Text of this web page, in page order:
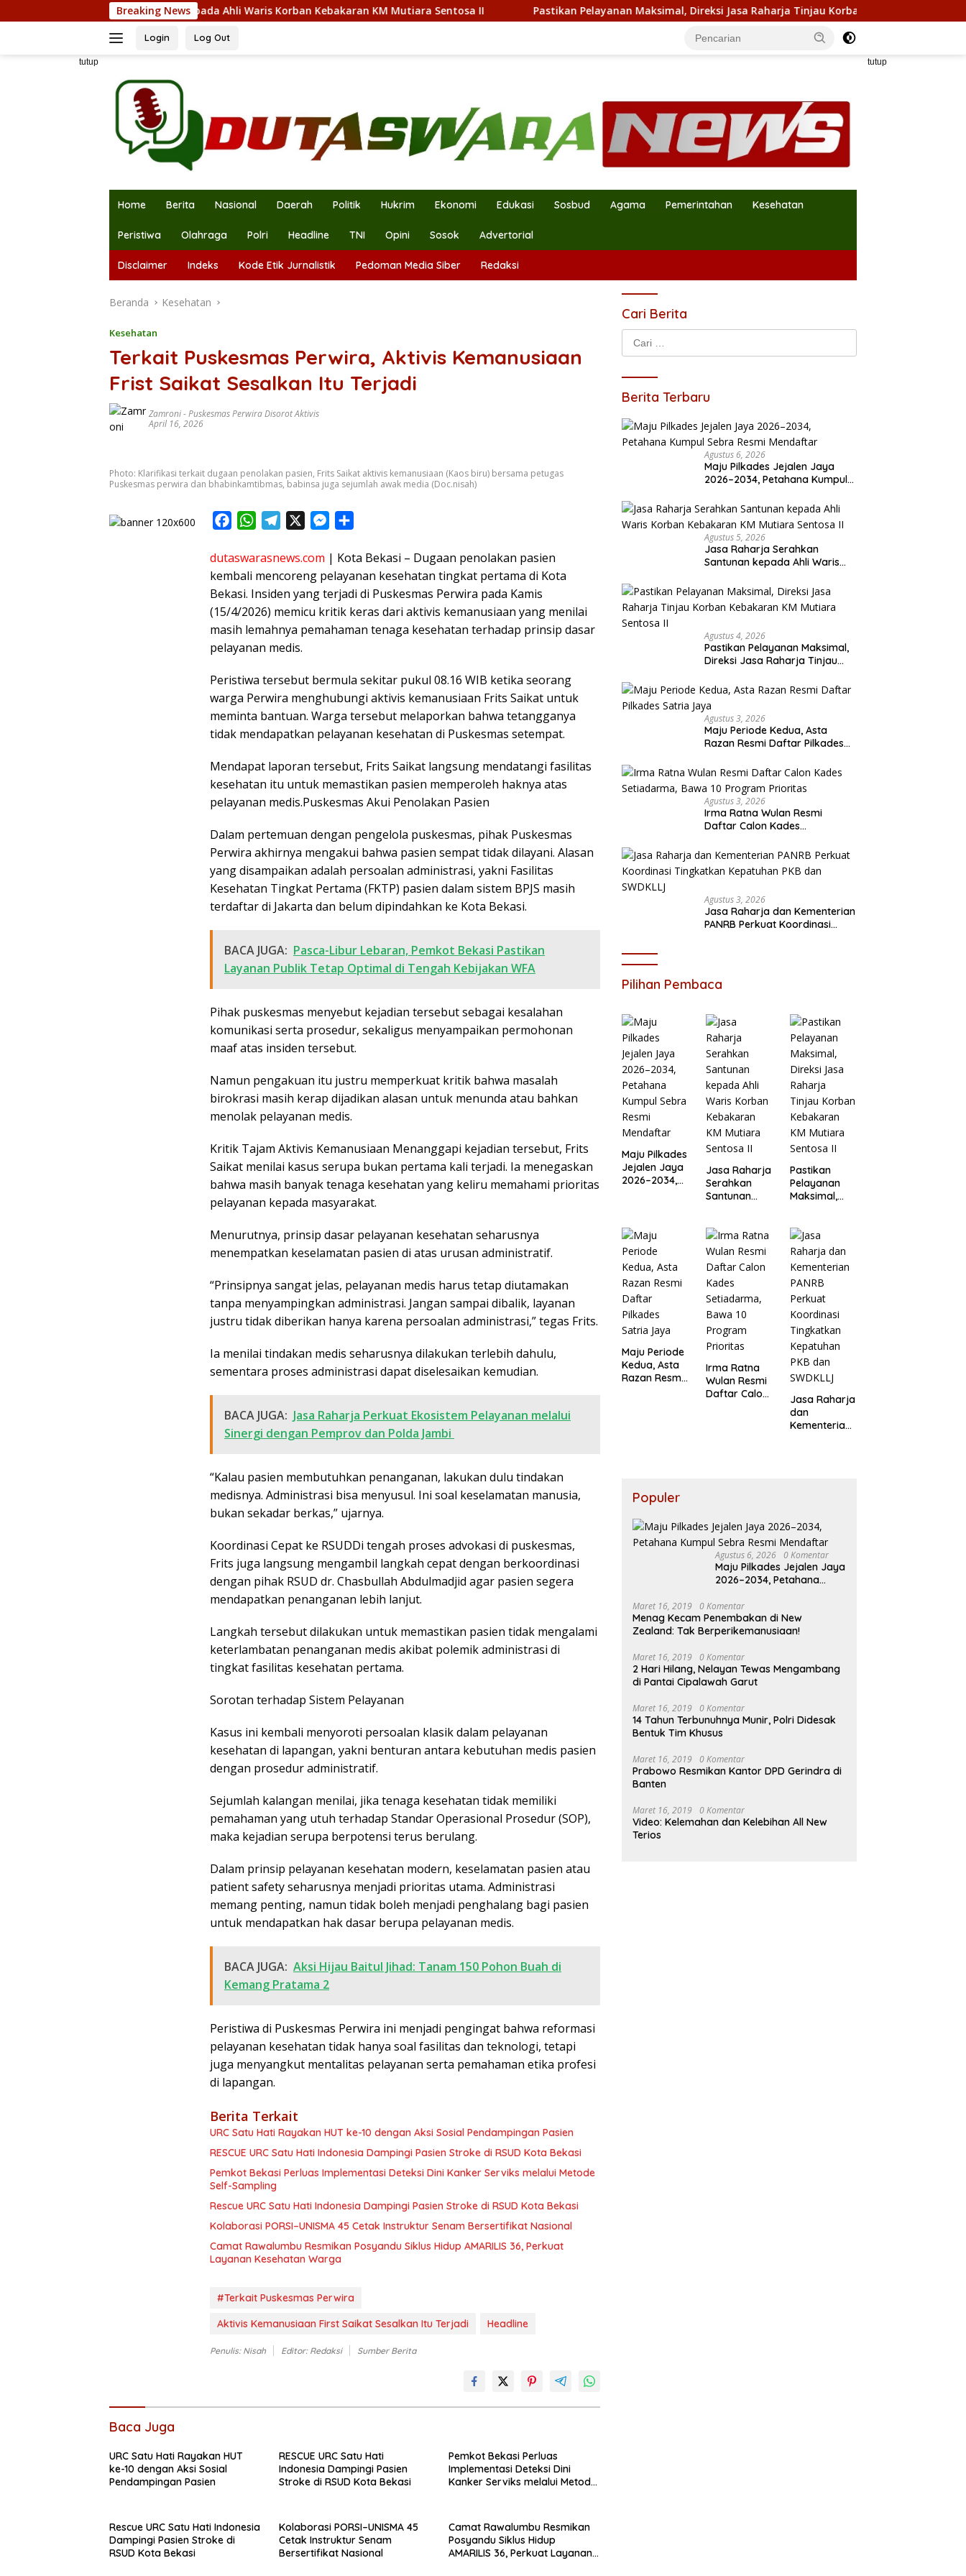
ke
Breaking News
Santunan kepada Ahli Waris Korban Kebakaran KM Mutiara Sentosa II Pastikan Pelayanan Maksimal, Direksi Jasa Raharja Tinjau Korban Kebakaran KM Mutiara Sentosa II
Login Log Out
tutup tutup
Home Berita Nasional Daerah Politik Hukrim Ekonomi Edukasi Sosbud Agama Pemerintahan Kesehatan
Peristiwa Olahraga Polri Headline TNI Opini Sosok Advertorial
Disclaimer Indeks Kode Etik Jurnalistik Pedoman Media Siber Redaksi
Beranda Kesehatan
Kesehatan
Terkait Puskesmas Perwira, Aktivis Kemanusiaan
Frist Saikat Sesalkan Itu Terjadi
Zamroni-Puskesmas Perwira Disorot Aktivis
April 16, 2026
Photo: Klarifikasi terkait dugaan penolakan pasien, Frits Saikat aktivis kemanusiaan (Kaos biru) bersama petugas
Puskesmas perwira dan bhabinkamtibmas, babinsa juga sejumlah awak media (Doc.nisah)
c
e
b
o
o
k
W
a
t
s
A
p
p
l
e
g
r
a
m
M
s
s
e
n
g
a
r
e
dutaswarasnews.com | Kota Bekasi – Dugaan penolakan pasien
kembali mencoreng pelayanan kesehatan tingkat pertama di Kota
Bekasi. Insiden yang terjadi di Puskesmas Perwira pada Kamis
(15/4/2026) memicu kritik keras dari aktivis kemanusiaan yang menilai
masih lemahnya pemahaman tenaga kesehatan terhadap prinsip dasar
pelayanan medis.
Peristiwa tersebut bermula sekitar pukul 08.16 WIB ketika seorang
warga Perwira menghubungi aktivis kemanusiaan Frits Saikat untuk
meminta bantuan. Warga tersebut melaporkan bahwa tetangganya
tidak mendapatkan pelayanan kesehatan di Puskesmas setempat.
Mendapat laporan tersebut, Frits Saikat langsung mendatangi fasilitas
kesehatan itu untuk memastikan pasien memperoleh haknya atas
pelayanan medis.Puskesmas Akui Penolakan Pasien
Dalam pertemuan dengan pengelola puskesmas, pihak Puskesmas
Perwira akhirnya mengakui bahwa pasien sempat tidak dilayani. Alasan
yang disampaikan adalah persoalan administrasi, yakni Fasilitas
Kesehatan Tingkat Pertama (FKTP) pasien dalam sistem BPJS masih
terdaftar di Jakarta dan belum dipindahkan ke Kota Bekasi.
BACA JUGA: Pasca-Libur Lebaran, Pemkot Bekasi Pastikan
Layanan Publik Tetap Optimal di Tengah Kebijakan WFA
Pihak puskesmas menyebut kejadian tersebut sebagai kesalahan
komunikasi serta prosedur, sekaligus menyampaikan permohonan
maaf atas insiden tersebut.
Namun pengakuan itu justru memperkuat kritik bahwa masalah
birokrasi masih kerap dijadikan alasan untuk menunda atau bahkan
menolak pelayanan medis.
Kritik Tajam Aktivis Kemanusiaan Menanggapi kejadian tersebut, Frits
Saikat menilai kasus serupa bukan pertama kali terjadi. Ia menegaskan
bahwa masih banyak tenaga kesehatan yang keliru memahami prioritas
pelayanan kepada masyarakat.
Menurutnya, prinsip dasar pelayanan kesehatan seharusnya
menempatkan keselamatan pasien di atas urusan administratif.
“Prinsipnya sangat jelas, pelayanan medis harus tetap diutamakan
tanpa menyampingkan administrasi. Jangan sampai dibalik, layanan
justru tidak diberikan hanya karena persoalan administrasi,” tegas Frits.
Ia menilai tindakan medis seharusnya dilakukan terlebih dahulu,
sementara proses administrasi dapat diselesaikan kemudian.
BACA JUGA: Jasa Raharja Perkuat Ekosistem Pelayanan melalui
Sinergi dengan Pemprov dan Polda Jambi
“Kalau pasien membutuhkan penanganan, lakukan dulu tindakan
medisnya. Administrasi bisa menyusul. Ini soal keselamatan manusia,
bukan sekadar berkas,” ujarnya.
Koordinasi Cepat ke RSUDDi tengah proses advokasi di puskesmas,
Frits juga langsung mengambil langkah cepat dengan berkoordinasi
dengan pihak RSUD dr. Chasbullah Abdulmadjid agar pasien segera
mendapatkan penanganan lebih lanjut.
Langkah tersebut dilakukan untuk memastikan pasien tidak mengalami
keterlambatan penanganan medis akibat polemik administrasi di
tingkat fasilitas kesehatan pertama.
Sorotan terhadap Sistem Pelayanan
Kasus ini kembali menyoroti persoalan klasik dalam pelayanan
kesehatan di lapangan, yakni benturan antara kebutuhan medis pasien
dengan prosedur administratif.
Sejumlah kalangan menilai, jika tenaga kesehatan tidak memiliki
pemahaman yang utuh terhadap Standar Operasional Prosedur (SOP),
maka kejadian serupa berpotensi terus berulang.
Dalam prinsip pelayanan kesehatan modern, keselamatan pasien atau
patient safety seharusnya menjadi prioritas utama. Administrasi
memang penting, namun tidak boleh menjadi penghalang bagi pasien
untuk mendapatkan hak dasar berupa pelayanan medis.
BACA JUGA: Aksi Hijau Baitul Jihad: Tanam 150 Pohon Buah di
Kemang Pratama 2
Peristiwa di Puskesmas Perwira ini menjadi pengingat bahwa reformasi
pelayanan kesehatan tidak hanya soal fasilitas dan teknologi, tetapi
juga menyangkut mentalitas pelayanan serta pemahaman etika profesi
di lapangan.
Berita Terkait
URC Satu Hati Rayakan HUT ke-10 dengan Aksi Sosial Pendampingan Pasien
RESCUE URC Satu Hati Indonesia Dampingi Pasien Stroke di RSUD Kota Bekasi
Pemkot Bekasi Perluas Implementasi Deteksi Dini Kanker Serviks melalui Metode
Self-Sampling
Rescue URC Satu Hati Indonesia Dampingi Pasien Stroke di RSUD Kota Bekasi
Kolaborasi PORSI–UNISMA 45 Cetak Instruktur Senam Bersertifikat Nasional
Camat Rawalumbu Resmikan Posyandu Siklus Hidup AMARILIS 36, Perkuat
Layanan Kesehatan Warga
#Terkait Puskesmas Perwira
Aktivis Kemanusiaan First Saikat Sesalkan Itu Terjadi
Headline
Penulis: Nisah Editor: Redaksi Sumber Berita
Baca Juga
URC Satu Hati Rayakan HUT
ke-10 dengan Aksi Sosial
Pendampingan Pasien
RESCUE URC Satu Hati
Indonesia Dampingi Pasien
Stroke di RSUD Kota Bekasi
Pemkot Bekasi Perluas
Implementasi Deteksi Dini
Kanker Serviks melalui Metode
Rescue URC Satu Hati Indonesia
Dampingi Pasien Stroke di
RSUD Kota Bekasi
Kolaborasi PORSI–UNISMA 45
Cetak Instruktur Senam
Bersertifikat Nasional
Camat Rawalumbu Resmikan
Posyandu Siklus Hidup
AMARILIS 36, Perkuat Layanan
Cari Berita
Cari
untuk:
Berita Terbaru
Agustus 6, 2026
Maju Pilkades Jejalen Jaya
2026–2034, Petahana Kumpul
Agustus 5, 2026
Jasa Raharja Serahkan
Santunan kepada Ahli Waris
Sentosa II
Agustus 4, 2026
Pastikan Pelayanan Maksimal,
Direksi Jasa Raharja Tinjau
Sentosa II
Agustus 3, 2026
Maju Periode Kedua, Asta
Razan Resmi Daftar Pilkades
Agustus 3, 2026
Irma Ratna Wulan Resmi
Daftar Calon Kades
Prioritas
Agustus 3, 2026
Jasa Raharja dan Kementerian
PANRB Perkuat Koordinasi
Pilihan Pembaca
Maju Pilkades
Jejalen Jaya
2026–2034,
Mendaftar
Jasa Raharja
Serahkan
Santunan
Kebakaran
KM Mutiara
Sentosa II
Pastikan
Pelayanan
Maksimal,
Tinjau
Korban
Kebakaran
KM Mutiara
Sentosa II
Maju Periode
Kedua, Asta
Razan Resmi
Irma Ratna
Wulan Resmi
Daftar Calon
Jasa Raharja
dan
Kementerian
Populer
Agustus 6, 2026 0 Komentar
Maju Pilkades Jejalen Jaya
2026–2034, Petahana
Mendaftar
Maret 16, 2019 0 Komentar
Menag Kecam Penembakan di New
Zealand: Tak Berperikemanusiaan!
Maret 16, 2019 0 Komentar
2 Hari Hilang, Nelayan Tewas Mengambang
di Pantai Cipalawah Garut
Maret 16, 2019 0 Komentar
14 Tahun Terbunuhnya Munir, Polri Didesak
Bentuk Tim Khusus
Maret 16, 2019 0 Komentar
Prabowo Resmikan Kantor DPD Gerindra di
Banten
Maret 16, 2019 0 Komentar
Video: Kelemahan dan Kelebihan All New
Terios